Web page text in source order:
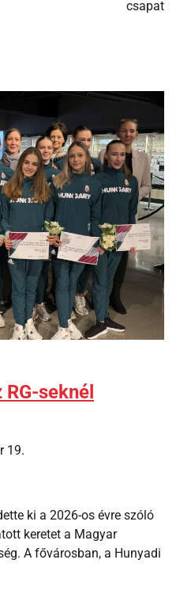
csapat
seknél
19.
ki a 2026-os évre szóló
keretet a Magyar
A fővárosban, a Hunyadi